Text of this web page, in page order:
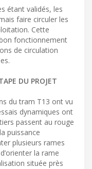
étant validés, les
faire circuler les
Cette
fonctionnement
de circulation
DU PROJET
du tram T13 ont vu
dynamiques ont
passent au rouge
puissance
plusieurs rames
la rame
située près